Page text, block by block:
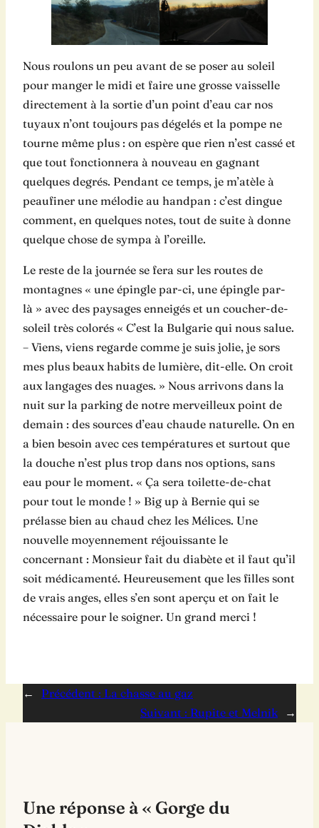
Nous roulons un peu avant de se poser au soleil
pour manger le midi et faire une grosse vaisselle
directement à la sortie d’un point d’eau car nos
tuyaux n’ont toujours pas dégelés et la pompe ne
tourne même plus : on espère que rien n’est cassé et
que tout fonctionnera à nouveau en gagnant
quelques degrés. Pendant ce temps, je m’atèle à
peaufiner une mélodie au handpan : c’est dingue
comment, en quelques notes, tout de suite à donne
quelque chose de sympa à l’oreille.
Le reste de la journée se fera sur les routes de
montagnes « une épingle par-ci, une épingle par-
là » avec des paysages enneigés et un coucher-de-
soleil très colorés « C’est la Bulgarie qui nous salue.
– Viens, viens regarde comme je suis jolie, je sors
mes plus beaux habits de lumière, dit-elle. On croit
aux langages des nuages. » Nous arrivons dans la
nuit sur la parking de notre merveilleux point de
demain : des sources d’eau chaude naturelle. On en
a bien besoin avec ces températures et surtout que
la douche n’est plus trop dans nos options, sans
eau pour le moment. « Ça sera toilette-de-chat
pour tout le monde ! » Big up à Bernie qui se
prélasse bien au chaud chez les Mélices. Une
nouvelle moyennement réjouissante le
concernant : Monsieur fait du diabète et il faut qu’il
soit médicamenté. Heureusement que les filles sont
de vrais anges, elles s’en sont aperçu et on fait le
nécessaire pour le soigner. Un grand merci !
← Précédent : La chasse au gaz
Suivant : Rupite et Melnik →
Une réponse à « Gorge du